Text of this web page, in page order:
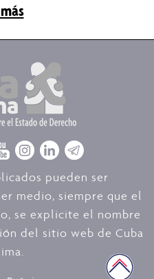
pueden ser
medio, siempre que el
se explicite el nombre
del sitio web de Cuba